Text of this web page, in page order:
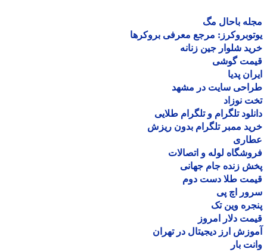
باحال مگ
مرجع معرفی بروکرها
شلوار جین زنانه
گوشی
پدیا
سایت در مشهد
نوزاد
تلگرام و تلگرام طلایی
ممبر تلگرام بدون ریزش
لوله و اتصالات
زنده جام جهانی
طلا دست دوم
اچ پی
وین تک
دلار امروز
ارز دیجیتال در تهران
بار